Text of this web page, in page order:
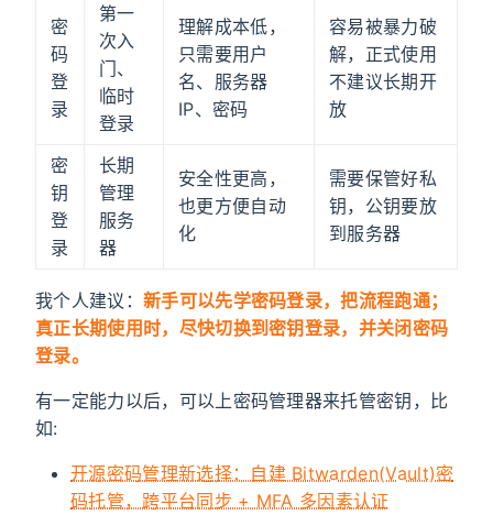
密
码
登
录
第一
次入
门、
临时
登录
理解成本低，
只需要用户
名、服务器
IP、密码
容易被暴力破
解，正式使用
不建议长期开
放
密
钥
登
录
长期
管理
服务
器
安全性更高，
也更方便自动
化
需要保管好私
钥，公钥要放
到服务器
我个人建议： 新手可以先学密码登录，把流程跑通；
真正长期使用时，尽快切换到密钥登录，并关闭密码
登录。
有一定能力以后，可以上密码管理器来托管密钥，比
如:
开源密码管理新选择：自建 Bitwarden(Vault)密
码托管，跨平台同步 + MFA 多因素认证